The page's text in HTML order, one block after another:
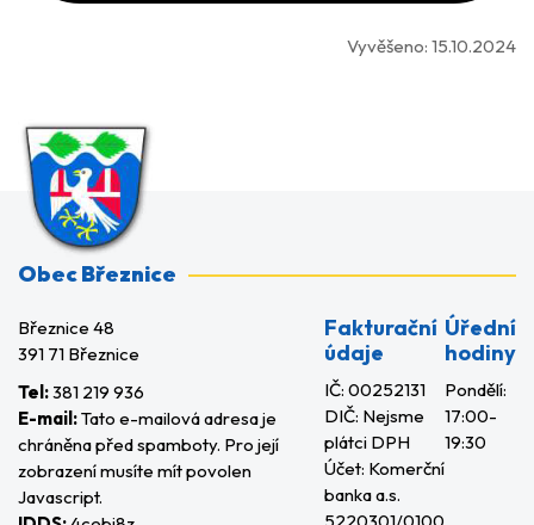
Vyvěšeno: 15.10.2024
Obec Březnice
Březnice 48
391 71 Březnice
Tel:381 219 936
E-mail:Tato e-mailová adresa je
chráněna před spamboty. Pro její
zobrazení musíte mít povolen
Javascript.
Fakturační
údaje
IČ: 00252131
DIČ: Nejsme
plátci DPH
Účet: Komerční
banka a.s.
Úřední
hodiny
Pondělí:
17:00-
19:30